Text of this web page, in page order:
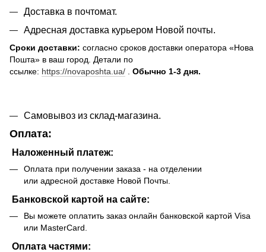
Доставка в почтомат.
Адресная доставка курьером Новой почты.
Сроки доставки: согласно сроков доставки оператора «Нова
Пошта» в ваш город. Детали по
ссылке: https://novaposhta.ua/ Обычно 1-3 дня.
Самовывоз из склад-магазина.
Оплата:
Наложенный платеж:
Оплата при получении заказа - на отделении
или адресной доставке Новой Почты.
Банковской картой на сайте:
Вы можете оплатить заказ онлайн банковской картой Visa
или MasterCard.
Оплата частями: